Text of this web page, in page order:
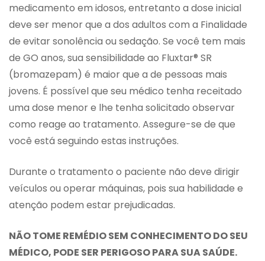
medicamento em idosos, entretanto a dose inicial
deve ser menor que a dos adultos com a Finalidade
de evitar sonolência ou sedação. Se você tem mais
de GO anos, sua sensibilidade ao Fluxtar® SR
(bromazepam) é maior que a de pessoas mais
jovens. É possível que seu médico tenha receitado
uma dose menor e lhe tenha solicitado observar
como reage ao tratamento. Assegure-se de que
você está seguindo estas instruções.
Durante o tratamento o paciente não deve dirigir
veículos ou operar máquinas, pois sua habilidade e
atenção podem estar prejudicadas.
NÃO TOME REMÉDIO SEM CONHECIMENTO DO SEU
MÉDICO, PODE SER PERIGOSO PARA SUA SAÚDE.